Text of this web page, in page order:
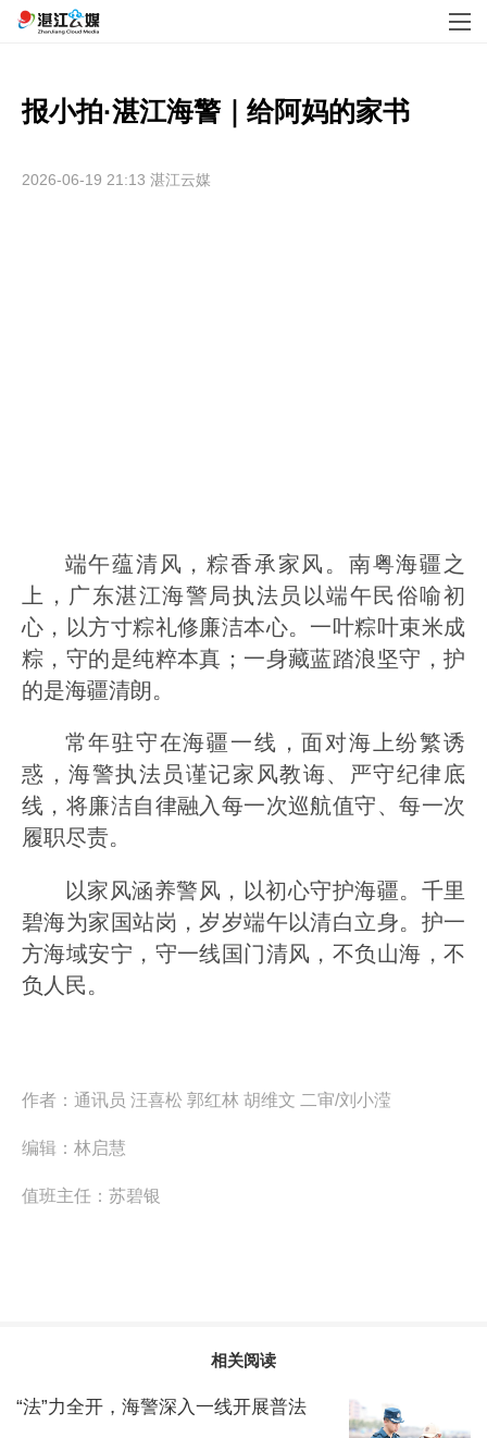
报小拍·湛江海警｜给阿妈的家书
2026-06-19 21:13 湛江云媒
端午蕴清风，粽香承家风。南粤海疆之
上，广东湛江海警局执法员以端午民俗喻初
心，以方寸粽礼修廉洁本心。一叶粽叶束米成
粽，守的是纯粹本真；一身藏蓝踏浪坚守，护
的是海疆清朗。
常年驻守在海疆一线，面对海上纷繁诱
惑，海警执法员谨记家风教诲、严守纪律底
线，将廉洁自律融入每一次巡航值守、每一次
履职尽责。
以家风涵养警风，以初心守护海疆。千里
碧海为家国站岗，岁岁端午以清白立身。护一
方海域安宁，守一线国门清风，不负山海，不
负人民。
作者： 通讯员 汪喜松 郭红林 胡维文 二审/刘小滢
编辑： 林启慧
值班主任： 苏碧银
相关阅读
“法”力全开，海警深入一线开展普法